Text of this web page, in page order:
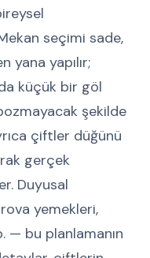
seçimi sade,
yana yapılır;
küçük bir göl
şekilde
çiftler düğünü
gerçek
Duyusal
yemekleri,
— bu planlamanın